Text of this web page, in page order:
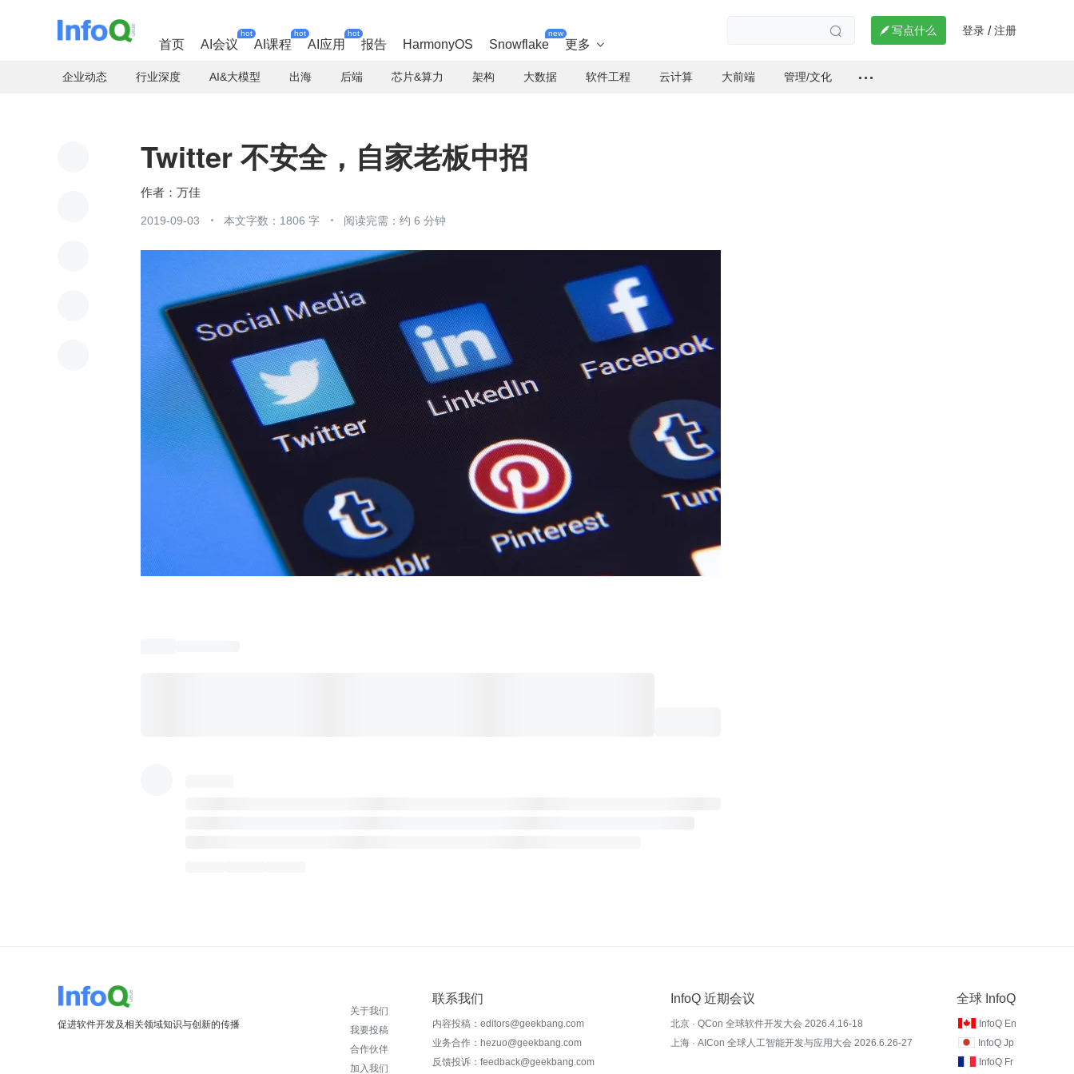
首页 AI会议
hot
AI课程
hot
AI应用
hot
报告 HarmonyOS Snowflake
new
更多 
  写点什么 登录 / 注册
企业动态 行业深度 AI&大模型 出海 后端 芯片&算力 架构 大数据 软件工程 云计算 大前端 管理/文化
Twitter 不安全，自家老板中招
万佳
2019-09-03 本文字数：1806 字 阅读完需：约 6 分钟
促进软件开发及相关领域知识与创新的传播
关于我们
我要投稿
合作伙伴
加入我们
联系我们
内容投稿：editors@geekbang.com
业务合作：hezuo@geekbang.com
反馈投诉：feedback@geekbang.com
InfoQ 近期会议
北京 · QCon 全球软件开发大会 2026.4.16-18
上海 · AICon 全球人工智能开发与应用大会 2026.6.26-27
全球 InfoQ
InfoQ En
InfoQ Jp
InfoQ Fr